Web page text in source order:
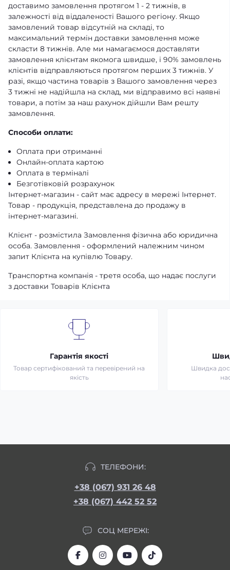
доставимо замовлення протягом 1 - 2 тижнів, в
залежності від віддаленості Вашого регіону. Якщо
замовлений товар відсутній на складі, то
максимальний термін доставки замовлення може
скласти 8 тижнів. Але ми намагаємося доставляти
замовлення клієнтам якомога швидше, і 90% замовлень
клієнтів відправляються протягом перших 3 тижнів. У
разі, якщо частина товарів з Вашого замовлення через
3 тижні не надійшла на склад, ми відправимо всі наявні
товари, а потім за наш рахунок дійшли Вам решту
замовлення.
Способи оплати:
Оплата при отриманні
Онлайн-оплата картою
Оплата в терміналі
Безготівковій розрахунок
Інтернет-магазин - сайт має адресу в мережі Інтернет.
Товар - продукція, представлена ​​до продажу в
інтернет-магазині.
Клієнт - розмістила Замовлення фізична або юридична
особа. Замовлення - оформлений належним чином
запит Клієнта на купівлю Товару.
Транспортна компанія - третя особа, що надає послуги
з доставки Товарів Клієнта
Гарантія якості
Товар сертифікований та перевірений на
якість
Швидка
ТЕЛЕФОНИ:
+38 (067) 931 26 48
+38 (067) 442 52 52
СОЦ МЕРЕЖІ: